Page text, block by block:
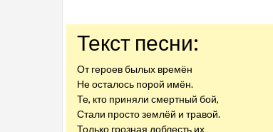
Текст песни:
От героев былых времён
Не осталось порой имён.
Те, кто приняли смертный бой,
Стали просто землёй и травой.
Только грозная доблесть их